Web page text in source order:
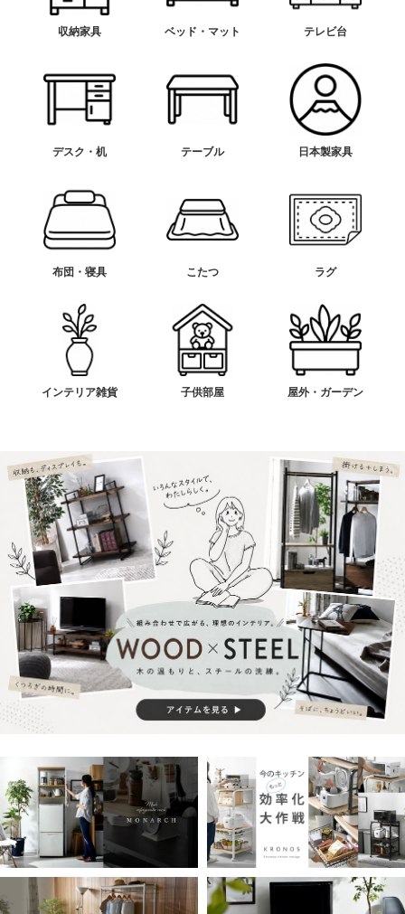
収納家具 ベッド・マット テレビ台
デスク・机 テーブル 日本製家具
布団・寝具 こたつ ラグ
インテリア雑貨 子供部屋 屋外・ガーデン